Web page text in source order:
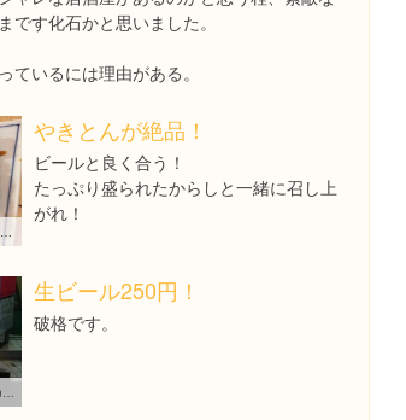
です化石かと思いました。
ているには理由がある。
やきとんが絶品！
ビールと良く合う！
たっぷり盛られたからしと一緒に召し上
がれ！
生ビール250円！
破格です。